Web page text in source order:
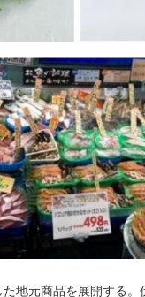
地元商品を展開する。